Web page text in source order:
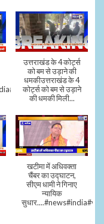
उत्तराखंड के 4 कोर्ट्स
को बम से उड़ाने की
धमकीउत्तराखंड के 4
कोर्ट्स को बम से उड़ाने
की धमकी मिली...
खटीमा में अधिवक्ता
चैंबर का उद्घाटन,
सीएम धामी ने गिनाए
न्यायिक